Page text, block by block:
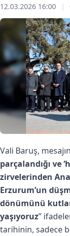
12.03.2026 16:00 |
Vali Baruş,
parçalandığı ve
zirvelerinden
Erzurum’un
dönümünü
yaşıyoruz”
tarihinin, sadece